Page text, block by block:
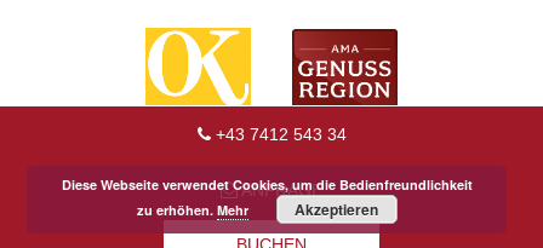
+43 7412 543 34
ANFRAGE
Diese Webseite verwendet Cookies, um die Bedienfreundlichkeit
zu erhöhen. Mehr Akzeptieren